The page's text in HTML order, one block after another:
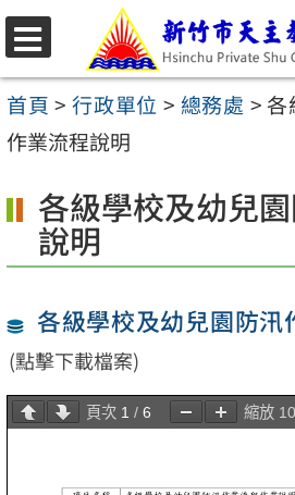
跳
至
主
要
容
選
單
首頁 > 行政單位 > 總務處 >各
作業流程說明
各級學校及幼兒
說明
各級學校及幼兒園防汛
(點擊下載檔案)
頁次 1 / 6 縮放